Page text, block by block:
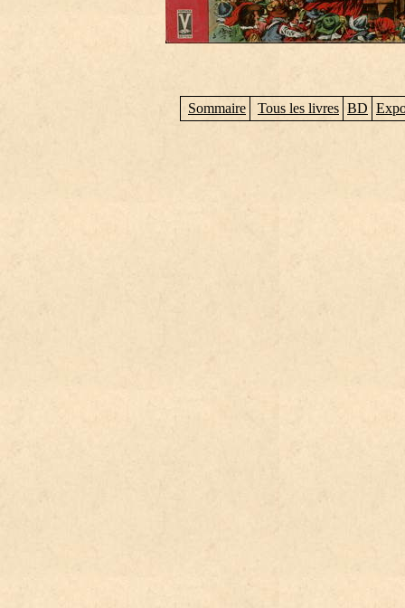
Sommaire Tous les livres BD